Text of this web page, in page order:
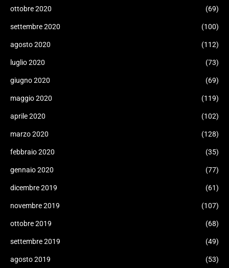
ottobre 2020 (69)
settembre 2020 (100)
agosto 2020 (112)
luglio 2020 (73)
giugno 2020 (69)
maggio 2020 (119)
aprile 2020 (102)
marzo 2020 (128)
febbraio 2020 (35)
gennaio 2020 (77)
dicembre 2019 (61)
novembre 2019 (107)
ottobre 2019 (68)
settembre 2019 (49)
agosto 2019 (53)